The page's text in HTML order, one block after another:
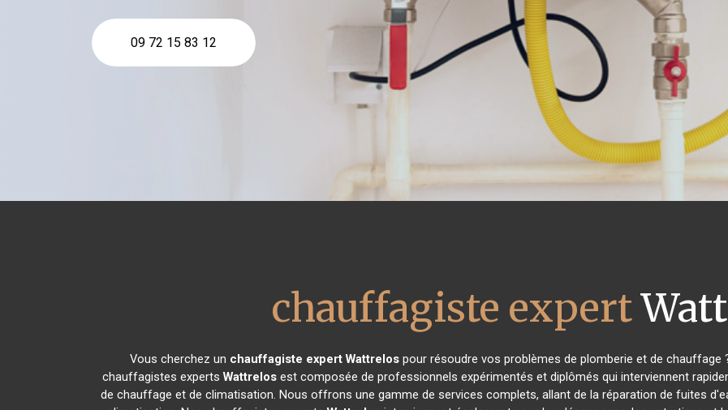
09 72 15 83 12
chauffagiste expert
Vous cherchez un chauffagiste expert Wattrelospour résoudre vos problèmes de plomberie et de chauffage
chauffagistes experts Wattrelos est composée de professionnels expérimentés et diplômés qui interviennent
de chauffage et de climatisation. Nous offrons une gamme de services complets, allant de la réparation de fuites